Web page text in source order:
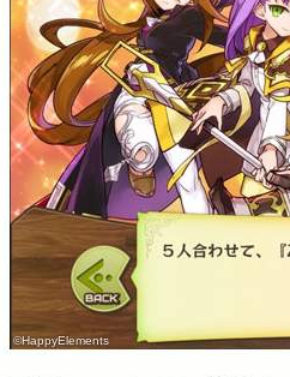
©HappyElements